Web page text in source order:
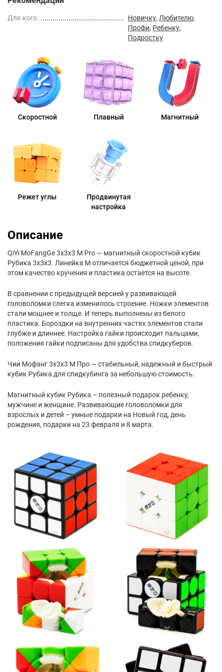
Для кого Новичку, Любителю,
Профи, Ребенку,
Подростку
Скоростной Плавный Магнитный
Режет углы
Продвинутая
настройка
Описание
QiYi MoFangGe 3x3x3 M Pro — магнитный скоростной кубик
Рубика 3х3х3. Линейка M отличается бюджетной ценой, при
этом качество кручения и пластика остается на высоте.
В сравнении с предыдущей версией у развивающей
головоломки слегка изменилось строение. Ножки элементов
стали мощнее и толще. И теперь выполнены из белого
пластика. Бороздки на внутренних частях элементов стали
глубже и длиннее. Настройка гайки происходит пальцами,
положения гайки подписаны для удобства спидкуберов.
Чии Мофанг 3х3х3 М Про — стабильный, надежный и быстрый
кубик Рубика для спидкубинга за небольшую стоимость.
Магнитный кубик Рубика – полезный подарок ребенку,
мужчине и женщине. Развивающие головоломки для
взрослых и детей – умные подарки на Новый год, день
рождения, подарки на 23 февраля и 8 марта.